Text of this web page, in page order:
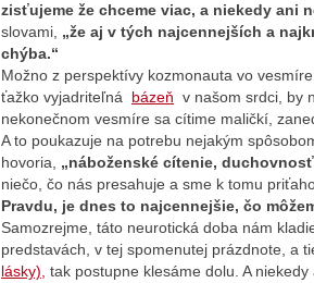
zisťujeme že chceme viac, a niekedy ani
slovami, „že aj v tých najcennejších a
chýba.“
Možno z perspektívy kozmonauta vo
ťažko vyjadriteľná bázeň v našom srdci, by
nekonečnom vesmíre sa cítime maličkí,
A to poukazuje na potrebu nejakým
hovoria, „náboženské cítenie,
niečo, čo nás presahuje a sme k tomu
Pravdu, je dnes to najcennejšie, čo
Samozrejme, táto neurotická doba nám
predstavách, v tej spomenutej prázdnote, a
lásky), tak postupne klesáme dolu. A